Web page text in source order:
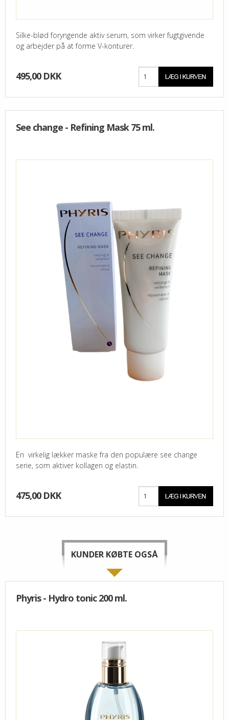
Silke-blød foryngende aktiv serum, som virker fugtgivende
og arbejder på at forme V-konturer.
495,00 DKK
See change - Refining Mask 75 ml.
En virkelig lækker maske fra den populære see change
serie, som aktiver kollagen og elastin.
475,00 DKK
KUNDER KØBTE OGSÅ
Phyris - Hydro tonic 200 ml.